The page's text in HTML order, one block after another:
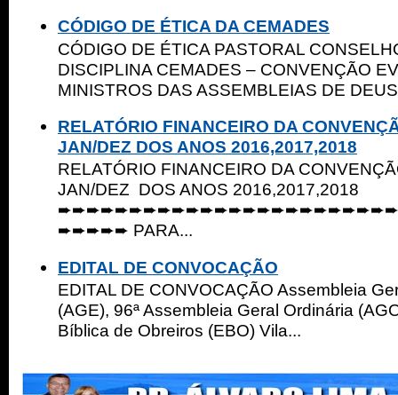
CÓDIGO DE ÉTICA DA CEMADES
CÓDIGO DE ÉTICA PASTORAL
DISCIPLINA CEMADES – CONVENÇÃO
MINISTROS DAS ASSEMBLEIAS DE
RELATÓRIO FINANCEIRO DA
JAN/DEZ DOS ANOS 2016,2017,2018
RELATÓRIO FINANCEIRO DA
JAN/DEZ DOS ANOS 2016,2017,2018
➨➨➨➨➨ PARA...
EDITAL DE CONVOCAÇÃO
EDITAL DE CONVOCAÇÃO Assembleia
(AGE), 96ª Assembleia Geral Ordinária
Bíblica de Obreiros (EBO) Vila...